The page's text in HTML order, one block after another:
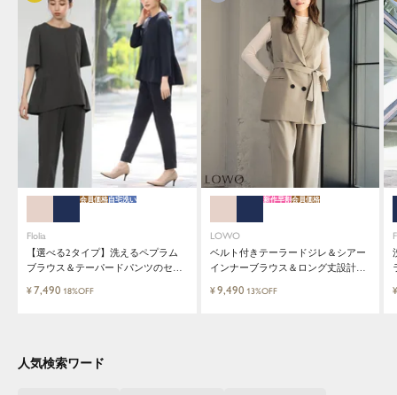
Flolia
【選べる2タイプ】洗えるペプラム
ブラウス＆テーパードパンツのセッ
会員価格自宅洗い
¥7,490 18%OFF
LOWO
ベルト付きテーラードジレ＆シアー
インナーブラウス＆ロング丈設計ワ
新作早割会員価格
¥9,490 13%OFF ¥
人気検索ワード